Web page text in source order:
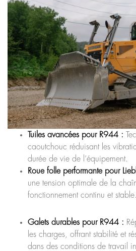
Tuiles avancées pour R944 :
caoutchouc réduisant les
durée de vie de l’équipement.
Roue folle performante pour
une tension optimale de la
fonctionnement continu et stable.
Galets durables pour R944 :
les charges, offrant stabilité et
dans des conditions de travail